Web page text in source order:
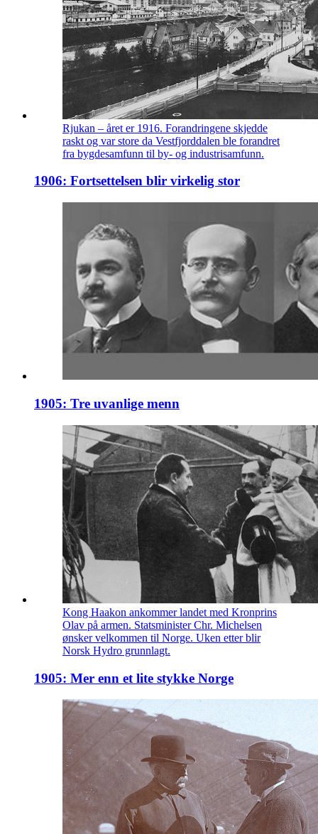
Rjukan – året er 1916. Forandringene skjedde
raskt og var store da Vestfjorddalen ble forandret
fra bygdesamfunn til by- og industrisamfunn.
1906: Fortsettelsen blir virkelig stor
1905: Tre uvanlige menn
Kong Haakon ankommer landet med Kronprins
Olav på armen. Statsminister Chr. Michelsen
ønsker velkommen til Norge. Uken etter blir
Norsk Hydro grunnlagt.
1905: Mer enn et lite stykke Norge